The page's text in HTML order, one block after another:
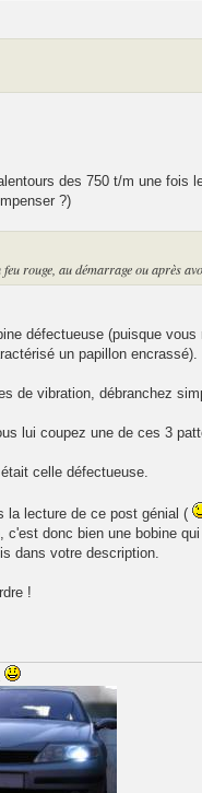
des 750 t/m une fois
?)
rouge, au démarrage ou après
défectueuse (puisque
un papillon encrassé).
de vibration, débranchez
lui coupez une de ces 3
celle défectueuse.
la lecture de ce post génial (
donc bien une bobine
dans votre description.
!